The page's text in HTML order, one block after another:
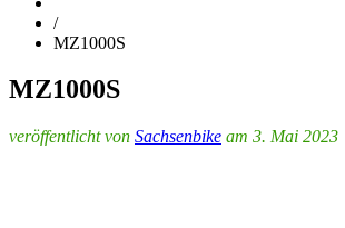
/
MZ1000S
MZ1000S
veröffentlicht von Sachsenbike am 3. Mai 2023